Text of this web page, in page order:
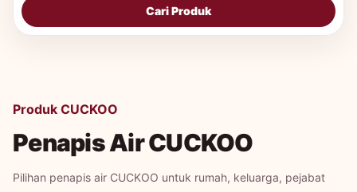
Cari Produk
Produk CUCKOO
Penapis Air CUCKOO
Pilihan penapis air CUCKOO untuk rumah, keluarga, pejabat